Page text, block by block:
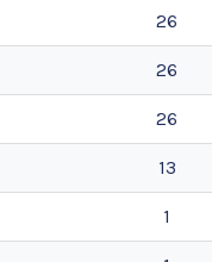
26
26
26
13
1